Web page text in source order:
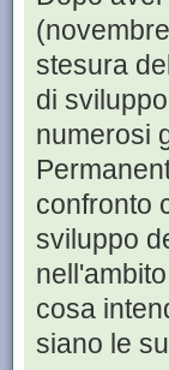
stesura
di
numerosi
confronto
sviluppo
cosa
siano le